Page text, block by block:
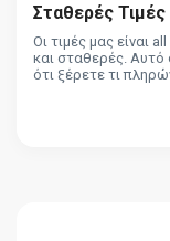
Σταθερές Τιμές
Οι τιμές μας είναι
και σταθερές. Αυτό
ότι ξέρετε τι